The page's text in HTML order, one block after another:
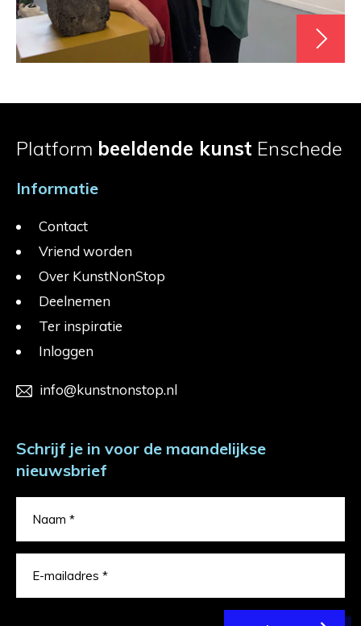
Platform beeldende kunst Enschede
Informatie
Contact
Vriend worden
Over KunstNonStop
Deelnemen
Ter inspiratie
Inloggen
info@kunstnonstop.nl
Schrijf je in voor de maandelijkse
nieuwsbrief